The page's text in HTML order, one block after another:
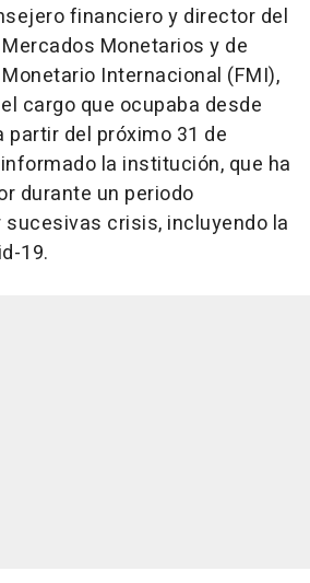
financiero y director del
Monetarios y de
Internacional (FMI),
cargo que ocupaba desde
del próximo 31 de
la institución, que ha
durante un periodo
crisis, incluyendo la
19.